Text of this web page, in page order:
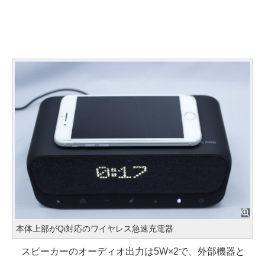
本体上部がQi対応のワイヤレス急速充電器
スピーカーのオーディオ出力は5W×2で、外部機器と